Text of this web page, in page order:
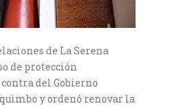
de La Serena
de protección
del Gobierno
y ordenó renovar la